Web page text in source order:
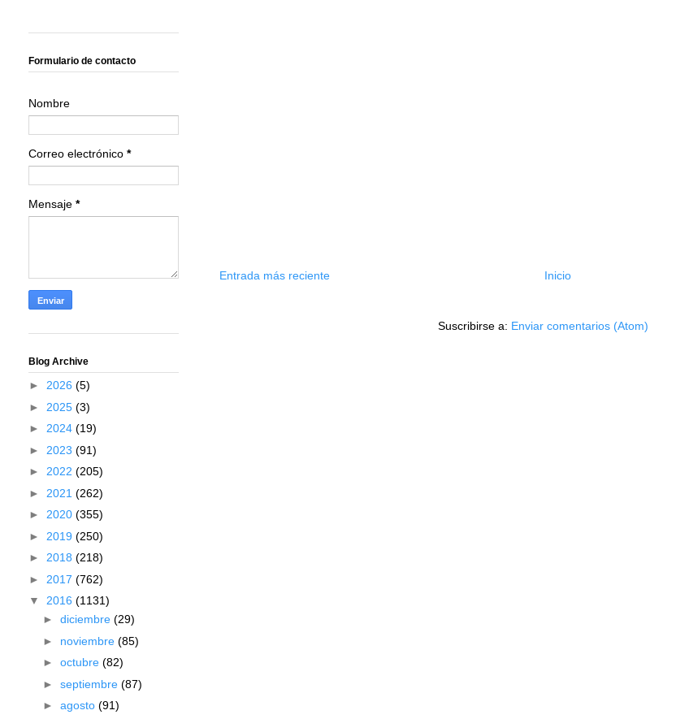
Entrada más reciente Inicio
Suscribirse a: Enviar comentarios (Atom)
Formulario de contacto
Nombre
Correo electrónico *
Mensaje *
Blog Archive
► 2026 (5)
► 2025 (3)
► 2024 (19)
► 2023 (91)
► 2022 (205)
► 2021 (262)
► 2020 (355)
► 2019 (250)
► 2018 (218)
► 2017 (762)
▼ 2016 (1131)
► diciembre (29)
► noviembre (85)
► octubre (82)
► septiembre (87)
► agosto (91)